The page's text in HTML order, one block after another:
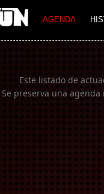
AGENDA
Este listado de
Se preserva una